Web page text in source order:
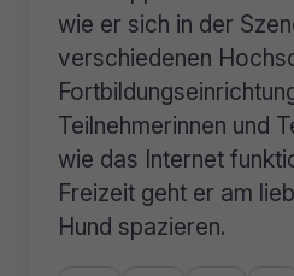
wie er sich in der
verschiedenen
Teilnehmerinnen und
wie das Internet
Freizeit geht er am
Hund spazieren.